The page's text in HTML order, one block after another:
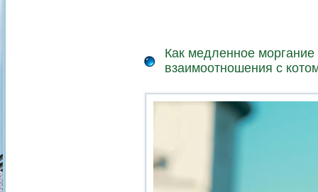
Как медленное моргание
взаимоотношения с